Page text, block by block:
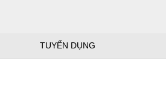
TUYỂN DỤNG